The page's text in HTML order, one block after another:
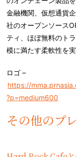
金融機関、仮想通貨
社のオープンソース
ティ、ほぼ無料のト
模に満たす柔軟性を実
ロゴ –
https://
?p=medium600
その他のプ